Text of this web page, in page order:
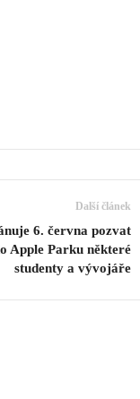
Další článek
6. června pozvat
Apple Parku některé
studenty a vývojáře